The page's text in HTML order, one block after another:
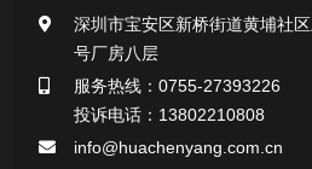
一次性使用采样器系列
微生物样本保存液（通用运输传媒
深圳市宝安区新桥街道黄埔社
号厂房八层
服务热线：0755-27393226
投诉电话：13802210808
info@huachenyang.com.cn